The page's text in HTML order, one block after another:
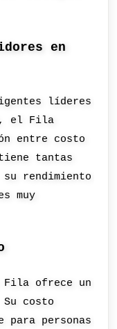
en
líderes
el Fila
entre costo
tantas
su rendimiento
muy
Fila ofrece un
costo
personas